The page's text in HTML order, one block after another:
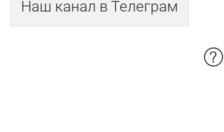
Наш канал в Телеграм